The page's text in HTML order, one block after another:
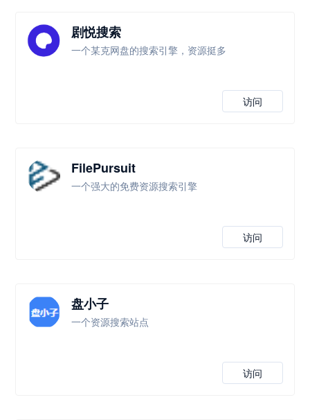
剧悦搜索
一个某克网盘的搜索引擎，资源挺多
访问
FilePursuit
一个强大的免费资源搜索引擎
访问
盘小子
一个资源搜索站点
访问